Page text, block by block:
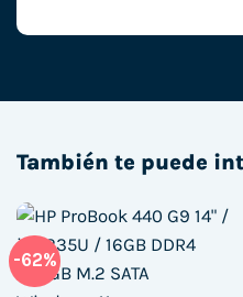
También te puede
-62%